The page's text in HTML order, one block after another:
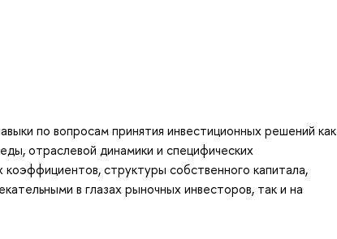
по вопросам принятия инвестиционных решений как
отраслевой динамики и специфических
структуры собственного капитала,
в глазах рыночных инвесторов, так и на